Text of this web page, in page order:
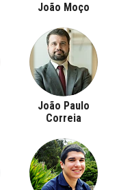
João Moço
João Paulo
Correia